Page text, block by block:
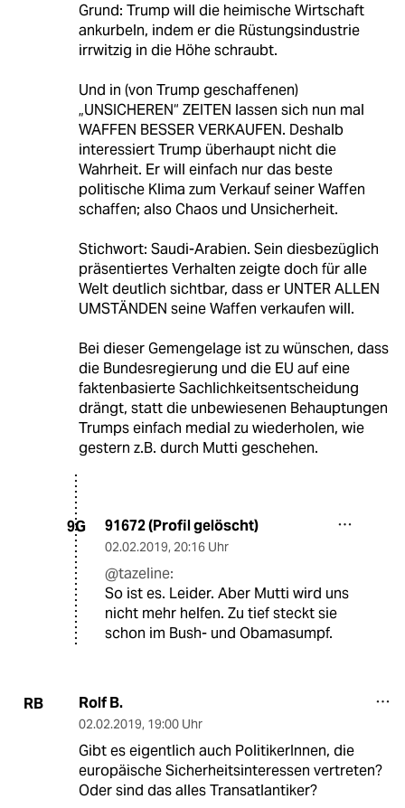
Grund: Trump will die heimische Wirtschaft
ankurbeln, indem er die Rüstungsindustrie
irrwitzig in die Höhe schraubt.
Und in (von Trump geschaffenen)
„UNSICHEREN“ ZEITEN lassen sich nun mal
WAFFEN BESSER VERKAUFEN. Deshalb
interessiert Trump überhaupt nicht die
Wahrheit. Er will einfach nur das beste
politische Klima zum Verkauf seiner Waffen
schaffen; also Chaos und Unsicherheit.
Stichwort: Saudi-Arabien. Sein diesbezüglich
präsentiertes Verhalten zeigte doch für alle
Welt deutlich sichtbar, dass er UNTER ALLEN
UMSTÄNDEN seine Waffen verkaufen will.
Bei dieser Gemengelage ist zu wünschen, dass
die Bundesregierung und die EU auf eine
faktenbasierte Sachlichkeitsentscheidung
drängt, statt die unbewiesenen Behauptungen
Trumps einfach medial zu wiederholen, wie
gestern z.B. durch Mutti geschehen.
9G 91672 (Profil gelöscht)
02.02.2019, 20:16 Uhr
@tazeline:
So ist es. Leider. Aber Mutti wird uns
nicht mehr helfen. Zu tief steckt sie
schon im Bush- und Obamasumpf.
RB Rolf B.
02.02.2019, 19:00 Uhr
Gibt es eigentlich auch PolitikerInnen, die
europäische Sicherheitsinteressen vertreten?
Oder sind das alles Transatlantiker?